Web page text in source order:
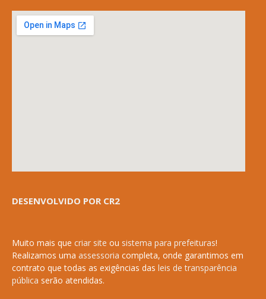
DESENVOLVIDO POR CR2
Muito mais que criar site ou sistema para prefeituras!
Realizamos uma assessoria completa, onde garantimos em
contrato que todas as exigências das leis de transparência
pública serão atendidas.